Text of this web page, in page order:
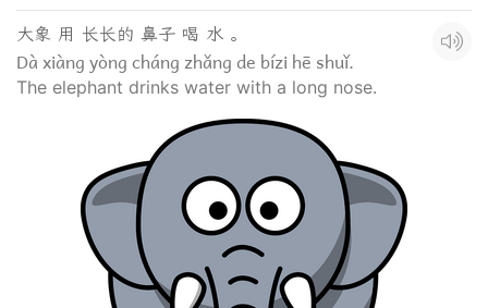
大象 用 长长的 鼻子 喝 水 。
Dà xiàng yòng cháng zhǎng de bízi hē shuǐ.
The elephant drinks water with a long nose.